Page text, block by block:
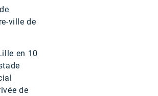
ville de
en 10
de